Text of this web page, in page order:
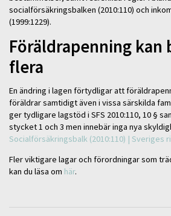
socialförsäkringsbalken (2010:110) och
(1999:1229).
Föräldrapenning kan
flera
En ändring i lagen förtydligar att
föräldrar samtidigt även i vissa särskilda
ger tydligare lagstöd i SFS 2010:110, 10 §
stycket 1 och 3 men innebär inga nya
Socialförsäkringsbalk (2010:110) | Sveriges
Fler viktigare lagar och förordningar som
kan du läsa om här.